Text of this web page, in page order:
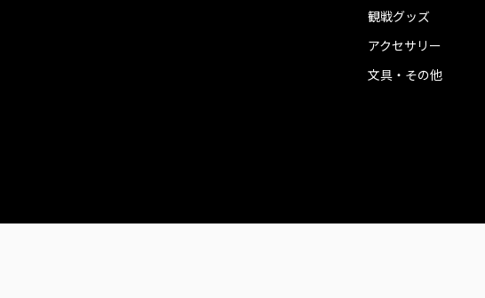
観戦グッズ
アクセサリー
文具・その他